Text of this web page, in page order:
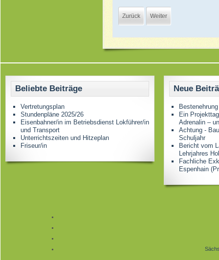
Zurück Weiter
Beliebte Beiträge
Vertretungsplan
Stundenpläne 2025/26
Eisenbahner/in im Betriebsdienst Lokführer/in
und Transport
Unterrichtszeiten und Hitzeplan
Friseur/in
Neue
Ein
Adrenalin –
Achtung -
Schuljahr
Bericht vom
Lehrjahres
Fachliche
Espenhain